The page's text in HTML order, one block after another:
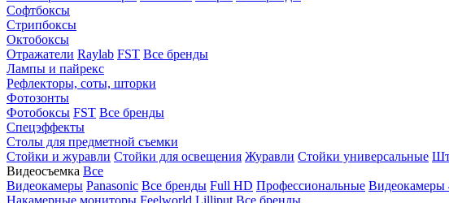
Софтбоксы
Стрипбоксы
Октобоксы
Отражатели Raylab FST Все бренды
Лампы и пайрекс
Рефлекторы, соты, шторки
Фотозонты
Фотобоксы FST Все бренды
Спецэффекты
Столы для предметной съемки
Стойки и журавли Стойки для освещения Журавли Стойки универсальные
Видеосъемка Все
Видеокамеры Panasonic Все бренды Full HD Профессиональные Видеокамеры
Накамерные мониторы Feelworld Lilliput Все бренды